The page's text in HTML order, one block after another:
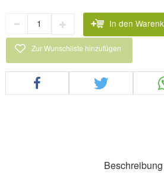
In den
Zur Wunschliste hinzufügen
Beschreibung